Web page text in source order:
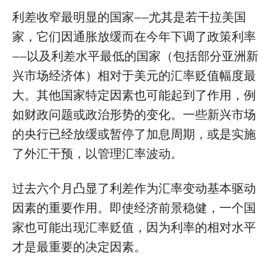
利差收窄最明显的国家——尤其是若干拉美国
家，它们因通胀放缓而在今年下调了政策利率
——以及利差水平最低的国家（包括部分亚洲新
兴市场经济体）相对于美元的汇率贬值幅度最
大。其他国家特定因素也可能起到了作用，例
如财政问题或政治形势的变化。一些新兴市场
的央行已经放缓或暂停了加息周期，或是实施
了外汇干预，以管理汇率波动。
过去六个月凸显了利差作为汇率变动基本驱动
因素的重要作用。即使经济前景稳健，一个国
家也可能出现汇率贬值，因为利率的相对水平
才是最重要的决定因素。